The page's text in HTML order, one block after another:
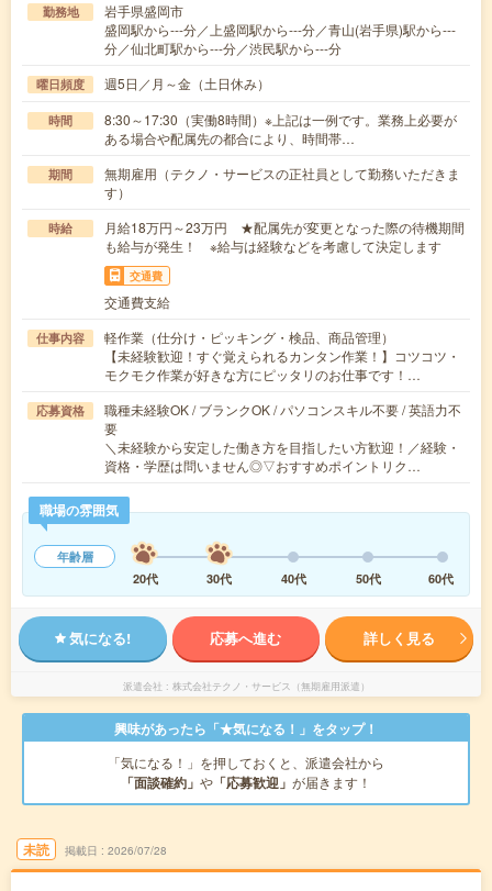
勤務地
岩手県盛岡市
盛岡駅から---分／上盛岡駅から---分／青山(岩手県)駅から---
分／仙北町駅から---分／渋民駅から---分
曜日頻度 週5日／月～金（土日休み）
時間
8:30～17:30（実働8時間）※上記は一例です。業務上必要が
ある場合や配属先の都合により、時間帯…
期間
無期雇用（テクノ・サービスの正社員として勤務いただきま
す）
時給
月給18万円～23万円 ★配属先が変更となった際の待機期間
も給与が発生！ ※給与は経験などを考慮して決定します
交通費
交通費支給
仕事内容
軽作業（仕分け・ピッキング・検品、商品管理）
【未経験歓迎！すぐ覚えられるカンタン作業！】コツコツ・
モクモク作業が好きな方にピッタリのお仕事です！…
応募資格
職種未経験OK / ブランクOK / パソコンスキル不要 / 英語力不
要
＼未経験から安定した働き方を目指したい方歓迎！／経験・
資格・学歴は問いません◎▽おすすめポイントリク…
職場の雰囲気
年齢層
20代
30代 40代 50代 60代
気になる! 応募へ進む 詳しく見る
派遣会社 株式会社テクノ・サービス（無期雇用派遣）
興味があったら「★気になる！」をタップ！
「気になる！」を押しておくと、派遣会社から
「面談確約」 や 「応募歓迎」 が届きます！
未読 掲載日 2026/07/28